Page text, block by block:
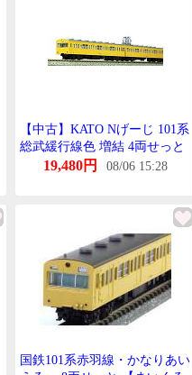
【中古】KATO Nげーじ 101系
総武緩行線色 増結 4両せっと
10-256 鉄道模型 電車 bme6fzu
19,480円 08/06 15:28
国鉄101系赤羽線・かなりあい